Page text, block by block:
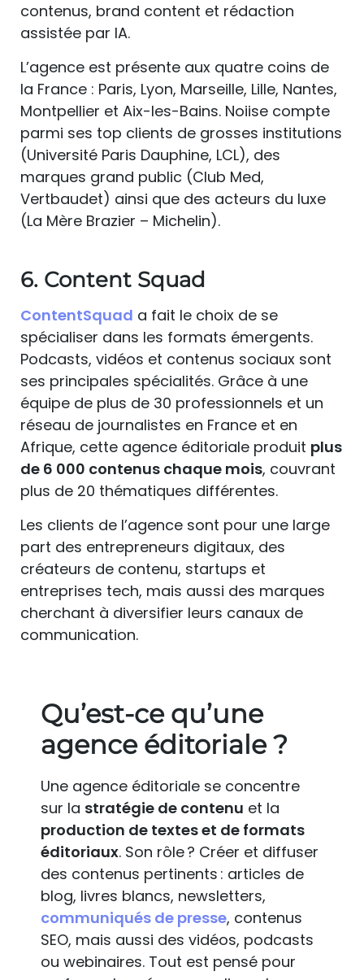
contenus, brand content et rédaction
assistée par IA.
L’agence est présente aux quatre coins de
la France : Paris, Lyon, Marseille, Lille, Nantes,
Montpellier et Aix-les-Bains. Noiise compte
parmi ses top clients de grosses institutions
(Université Paris Dauphine, LCL), des
marques grand public (Club Med,
Vertbaudet) ainsi que des acteurs du luxe
(La Mère Brazier – Michelin).
6. Content Squad
ContentSquad a fait le choix de se
spécialiser dans les formats émergents.
Podcasts, vidéos et contenus sociaux sont
ses principales spécialités. Grâce à une
équipe de plus de 30 professionnels et un
réseau de journalistes en France et en
Afrique, cette agence éditoriale produit plus
de 6 000 contenus chaque mois, couvrant
plus de 20 thématiques différentes.
Les clients de l’agence sont pour une large
part des entrepreneurs digitaux, des
créateurs de contenu, startups et
entreprises tech, mais aussi des marques
cherchant à diversifier leurs canaux de
communication.
Qu’est-ce qu’une
agence éditoriale ?
Une agence éditoriale se concentre
sur la stratégie de contenu et la
production de textes et de formats
éditoriaux. Son rôle ? Créer et diffuser
des contenus pertinents : articles de
blog, livres blancs, newsletters,
communiqués de presse, contenus
SEO, mais aussi des vidéos, podcasts
ou webinaires. Tout est pensé pour